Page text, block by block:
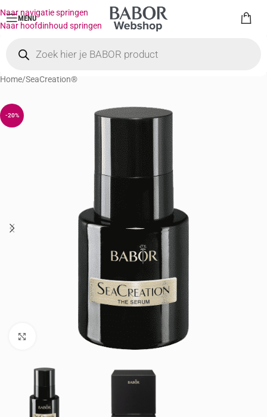
Naar navigatie springen
Naar hoofdinhoud springen
MENU
Home/SeaCreation®
-20%
Klik om te vergroten